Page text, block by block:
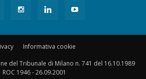
Informativa cookie
del Tribunale di Milano n. 741 del 16.10.1989
ROC 1946 - 26.09.2001